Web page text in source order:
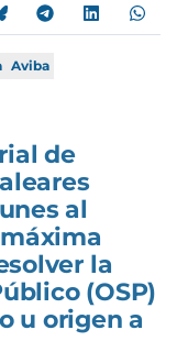
Aviba
de
al
la
(OSP)
u origen a